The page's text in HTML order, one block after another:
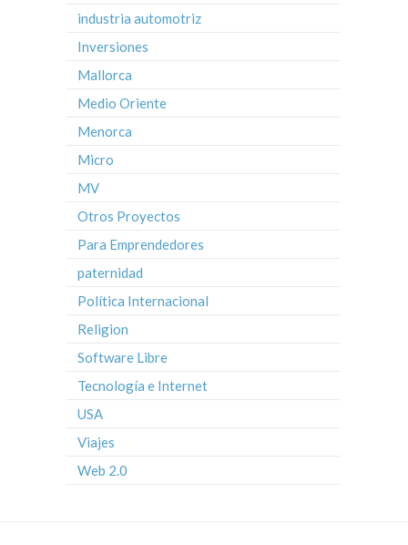
industria automotriz
Inversiones
Mallorca
Medio Oriente
Menorca
Micro
MV
Otros Proyectos
Para Emprendedores
paternidad
Política Internacional
Religion
Software Libre
Tecnología e Internet
USA
Viajes
Web 2.0